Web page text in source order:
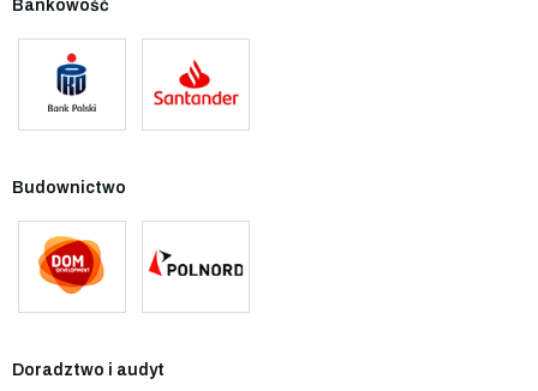
Bankowość
Budownictwo
Doradztwo i audyt